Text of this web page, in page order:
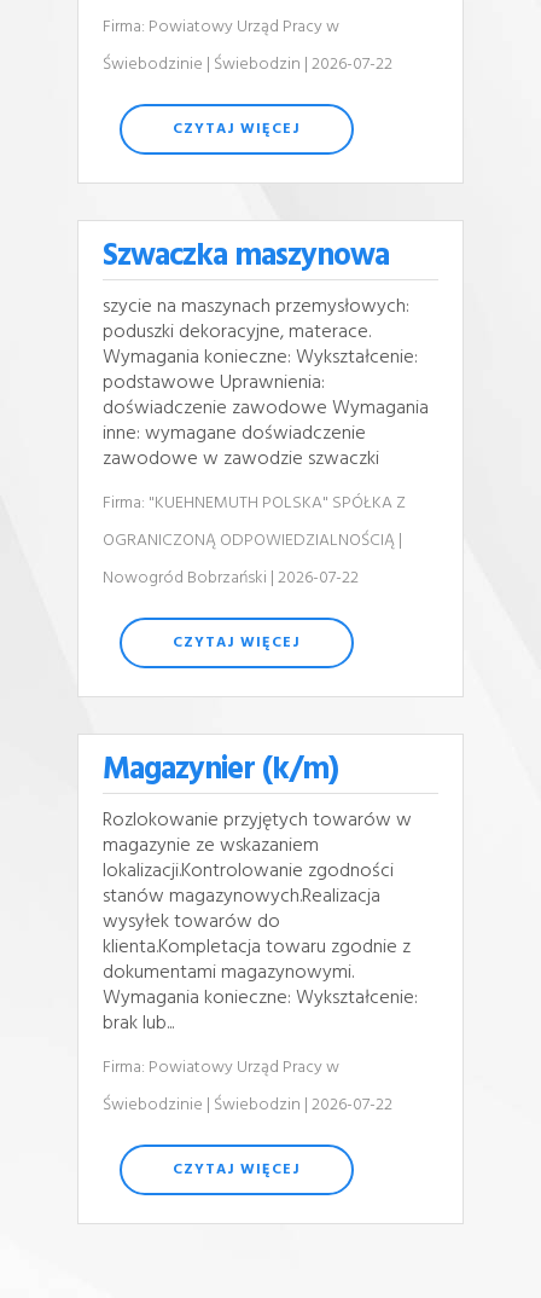
Firma: Powiatowy Urząd Pracy w
Świebodzinie | Świebodzin | 2026-07-22
CZYTAJ WIĘCEJ
Szwaczka maszynowa
szycie na maszynach przemysłowych:
poduszki dekoracyjne, materace.
Wymagania konieczne: Wykształcenie:
podstawowe Uprawnienia:
doświadczenie zawodowe Wymagania
inne: wymagane doświadczenie
zawodowe w zawodzie szwaczki
Firma: "KUEHNEMUTH POLSKA" SPÓŁKA Z
OGRANICZONĄ ODPOWIEDZIALNOŚCIĄ|
Nowogród Bobrzański | 2026-07-22
CZYTAJ WIĘCEJ
Magazynier (k/m)
Rozlokowanie przyjętych towarów w
magazynie ze wskazaniem
lokalizacji.Kontrolowanie zgodności
stanów magazynowych.Realizacja
wysyłek towarów do
klienta.Kompletacja towaru zgodnie z
dokumentami magazynowymi.
Wymagania konieczne: Wykształcenie:
brak lub...
Firma: Powiatowy Urząd Pracy w
Świebodzinie | Świebodzin | 2026-07-22
CZYTAJ WIĘCEJ